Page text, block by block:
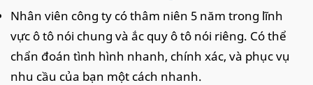
Nhân viên công ty có thâm niên 5 năm trong lĩnh
vực ô tô nói chung và ắc quy ô tô nói riêng. Có thể
chẩn đoán tình hình nhanh, chính xác, và phục vụ
nhu cầu của bạn một cách nhanh.